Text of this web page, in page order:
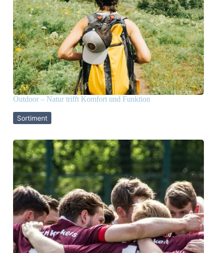
Outdoor – Natur trifft Komfort und Funktion
Sortiment